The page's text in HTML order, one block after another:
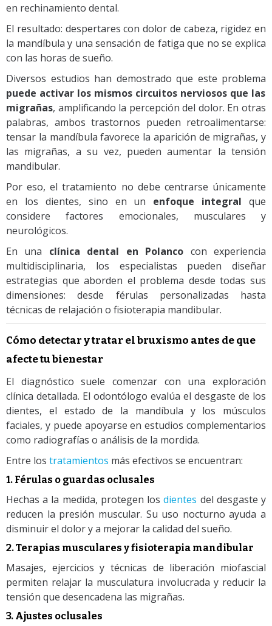
en rechinamiento dental.
El resultado: despertares con dolor de cabeza, rigidez en
la mandíbula y una sensación de fatiga que no se explica
con las horas de sueño.
Diversos estudios han demostrado que este problema
puede activar los mismos circuitos nerviosos que las
migrañas, amplificando la percepción del dolor. En otras
palabras, ambos trastornos pueden retroalimentarse:
tensar la mandíbula favorece la aparición de migrañas, y
las migrañas, a su vez, pueden aumentar la tensión
mandibular.
Por eso, el tratamiento no debe centrarse únicamente
en los dientes, sino en un enfoque integral que
considere factores emocionales, musculares y
neurológicos.
En una clínica dental en Polanco con experiencia
multidisciplinaria, los especialistas pueden diseñar
estrategias que aborden el problema desde todas sus
dimensiones: desde férulas personalizadas hasta
técnicas de relajación o fisioterapia mandibular.
Cómo detectar y tratar el bruxismo antes de que
afecte tu bienestar
El diagnóstico suele comenzar con una exploración
clínica detallada. El odontólogo evalúa el desgaste de los
dientes, el estado de la mandíbula y los músculos
faciales, y puede apoyarse en estudios complementarios
como radiografías o análisis de la mordida.
Entre los tratamientos más efectivos se encuentran:
1. Férulas o guardas oclusales
Hechas a la medida, protegen losdientes del desgaste y
reducen la presión muscular. Su uso nocturno ayuda a
disminuir el dolor y a mejorar la calidad del sueño.
2. Terapias musculares y fisioterapia mandibular
Masajes, ejercicios y técnicas de liberación miofascial
permiten relajar la musculatura involucrada y reducir la
tensión que desencadena las migrañas.
3. Ajustes oclusales